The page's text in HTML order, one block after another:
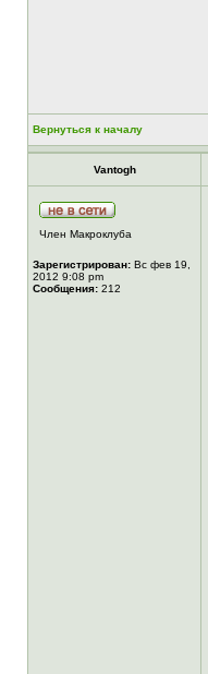
Вернуться к началу
Vantogh
Член Макроклуба
Зарегистрирован: Вс фев 19,
2012 9:08 pm
Сообщения: 212